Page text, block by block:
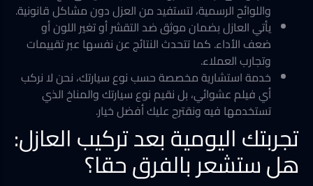
واللوائح الرسمية، لتستفيد من العزل دون مشاكل قانونية.
يأتي العازل بضمان موثق ضد التقشر أو تغير اللون أو
ضعف الأداء. كما تتحدث النتائج عن نفسها عبر تقييمات
وتجارب العملاء.
خدمة استشارية مخصصة حسب نوع سيارتك، نحن لا نركب
أي فيلم عشوائي، بل نقيم نوع سيارتك والمناخ الذي
تستخدمها فيه ونقترح عليك أفضل خيار.
تجربتك اليومية بعد تركيب العازل:
هل ستشعر بالفرق حقا؟